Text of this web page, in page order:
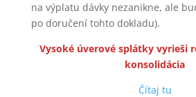
na výplatu dávky nezanikne, ale
po doručení tohto dokladu).
Vysoké úverové splátky vyrieši
konsolidácia
Čítaj tu